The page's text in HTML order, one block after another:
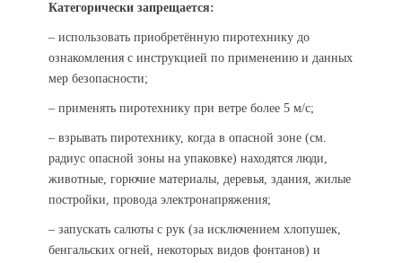
Категорически запрещается:
– использовать приобретённую пиротехнику до
ознакомления с инструкцией по применению и данных
мер безопасности;
– применять пиротехнику при ветре более 5 м/с;
– взрывать пиротехнику, когда в опасной зоне (см.
радиус опасной зоны на упаковке) находятся люди,
животные, горючие материалы, деревья, здания, жилые
постройки, провода электронапряжения;
– запускать салюты с рук (за исключением хлопушек,
бенгальских огней, некоторых видов фонтанов) и